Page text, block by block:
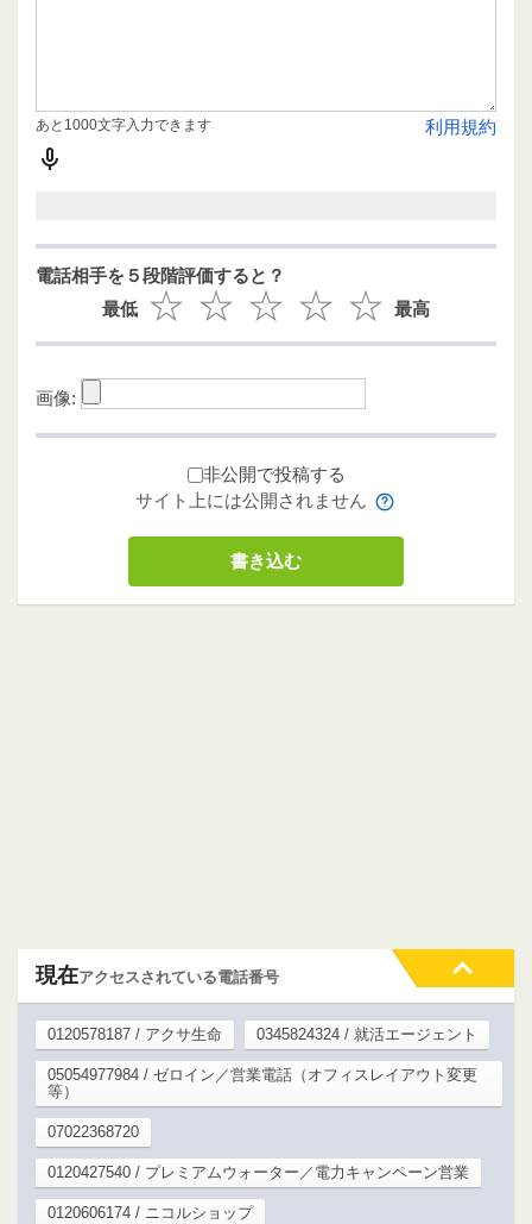
利用規約
あと1000文字入力できます
電話相手を５段階評価すると？
最低
最高
画像:
非公開で投稿する
サイト上には公開されません
現在アクセスされている電話番号
0120578187 / アクサ生命 0345824324 / 就活エージェント
05054977984 / ゼロイン／営業電話（オフィスレイアウト変更
等）
07022368720
0120427540 / プレミアムウォーター／電力キャンペーン営業
0120606174 / ニコルショップ